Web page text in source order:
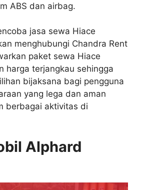
ABS dan airbag.
jasa sewa Hiace
menghubungi Chandra Rent
paket sewa Hiace
harga terjangkau sehingga
bijaksana bagi pengguna
yang lega dan aman
berbagai aktivitas di
Alphard